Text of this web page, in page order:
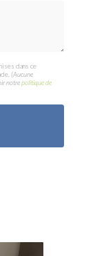
dans ce
(Aucune
notrepolitique de